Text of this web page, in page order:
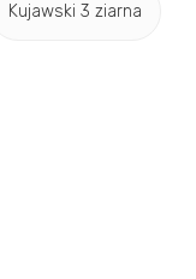
Kujawski 3 ziarna